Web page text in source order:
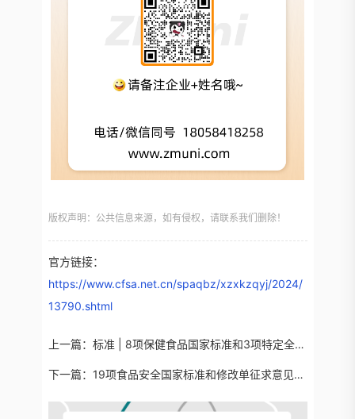
版权声明：公共信息来源，如有侵权，请联系我们删除！
官方链接：
https://www.cfsa.net.cn/spaqbz/xzxkzqyj/2024/
13790.shtml
上一篇： 标准 | 8项保健食品国家标准和3项特定全营养配方食品临床试验技术指导原则拟立项
下一篇： 19项食品安全国家标准和修改单征求意见，涉及食品用香料通则